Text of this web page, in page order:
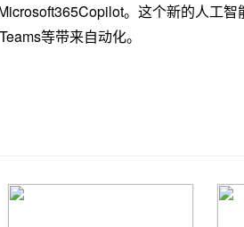
。这个新的人工智
等带来自动化。